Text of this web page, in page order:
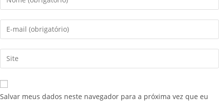
Salvar meus dados neste navegador para a próxima vez que eu